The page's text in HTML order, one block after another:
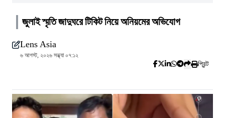
জুলাই স্মৃতি জাদুঘরে টিকিট নিয়ে অনিয়মের অভিযোগ
Lens Asia
৬ আগস্ট, ২০২৬ সন্ধ্যা ০৭:১২
প্রিন্ট